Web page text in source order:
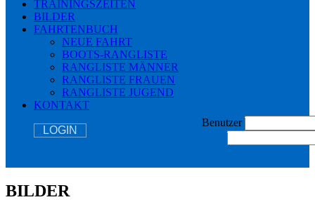
TRAININGSZEITEN
BILDER
FAHRTENBUCH
NEUE FAHRT
BOOTS-RANGLISTE
RANGLISTE MÄNNER
RANGLISTE FRAUEN
RANGLISTE JUGEND
KONTAKT
LOGIN
Benutzer
BILDER